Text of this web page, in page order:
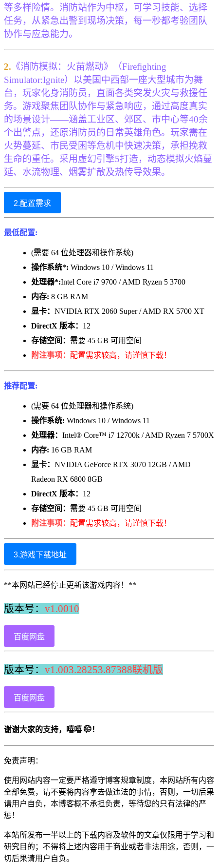
等多样险情。消防站作为中枢，可学习技能、选择
任务，从紧急出警到现场决策，每一秒都考验团队
协作与应急能力。
2. 《消防模拟：火苗燃动》（Firefighting
Simulator:Ignite）以美国中西部一座大型城市为舞
台，玩家化身消防员，直面各类突发火灾与救援任
务。游戏聚焦团队协作与紧急响应，通过高度真实
的场景设计——涵盖工业区、郊区、市中心等40余
个出警点，还原消防员的日常英雄角色。玩家需在
火势蔓延、市民受困等危机中快速决策，承担挽救
生命的重任。采用虚幻引擎5打造，动态模拟火焰蔓
延、水流物理、烟雾扩散及热传导效果。
2.配置需求
最低配置:
(需要 64 位处理器和操作系统)
操作系统*: Windows 10 / Windows 11
处理器*:Intel Core i7 9700 / AMD Ryzen 5 3700
内存: 8 GB RAM
显卡： NVIDIA RTX 2060 Super / AMD RX 5700 XT
DirectX 版本： 12
存储空间： 需要 45 GB 可用空间
附注事项： 配置需求较高，请谨慎下载！
推荐配置:
(需要 64 位处理器和操作系统)
操作系统: Windows 10 / Windows 11
处理器： Intel® Core™ i7 12700k / AMD Ryzen 7 5700X
内存: 16 GB RAM
显卡： NVIDIA GeForce RTX 3070 12GB / AMD
Radeon RX 6800 8GB
DirectX 版本： 12
存储空间： 需要 45 GB 可用空间
附注事项： 配置需求较高，请谨慎下载！
3.游戏下载地址
**本网站已经停止更新该游戏内容！**
版本号： v1.0010
百度网盘
版本号： v1.003.28253.87388联机版
百度网盘
谢谢大家的支持，嘻嘻 🤭！
免责声明：
使用网站内容一定要严格遵守博客规章制度，本网站所有内容
全部免费，请不要将内容拿去做违法的事情，否则，一切后果
请用户自负，本博客概不承担负责，等待您的只有法律的严
惩！
本站所发布一半以上的下载内容及软件的文章仅限用于学习和
研究目的；不得将上述内容用于商业或者非法用途，否则，一
切后果请用户自负。